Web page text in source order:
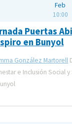
Feb
10:00
Puertas
en Bunyol
González Martorell
e Inclusión Social